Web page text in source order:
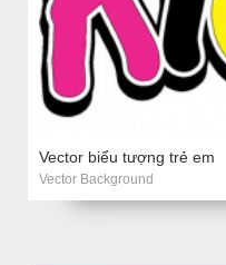
Vector biểu tượng trẻ em
Vector Background